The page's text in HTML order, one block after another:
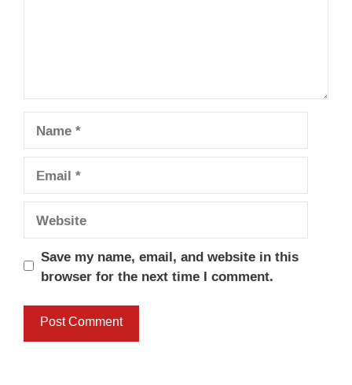
Name
Email
Website
Save my name, email, and website in this
browser for the next time I comment.